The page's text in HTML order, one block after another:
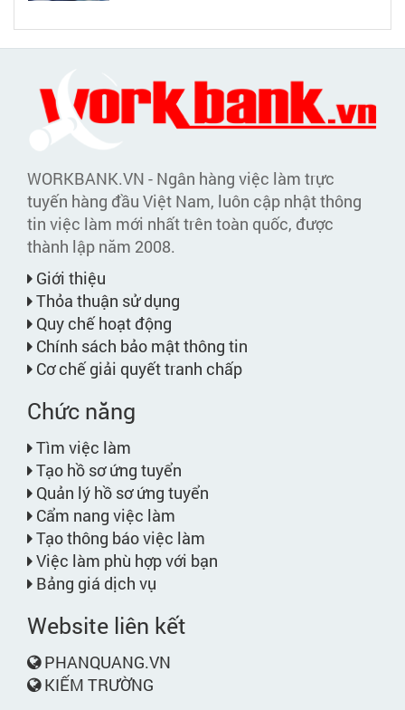
WORKBANK.VN - Ngân hàng việc làm trực
tuyến hàng đầu Việt Nam, luôn cập nhật thông
tin việc làm mới nhất trên toàn quốc, được
thành lập năm 2008.
Giới thiệu
Thỏa thuận sử dụng
Quy chế hoạt động
Chính sách bảo mật thông tin
Cơ chế giải quyết tranh chấp
Chức năng
Tìm việc làm
Tạo hồ sơ ứng tuyển
Quản lý hồ sơ ứng tuyển
Cẩm nang việc làm
Tạo thông báo việc làm
Việc làm phù hợp với bạn
Bảng giá dịch vụ
Website liên kết
PHANQUANG.VN
KIẾM TRƯỜNG